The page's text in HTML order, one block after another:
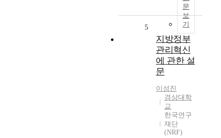
문
보
기
5
지방정부
관리혁신
에 관한 설
문
이성진
경상대학
교
한국연구
재단
(NRF)